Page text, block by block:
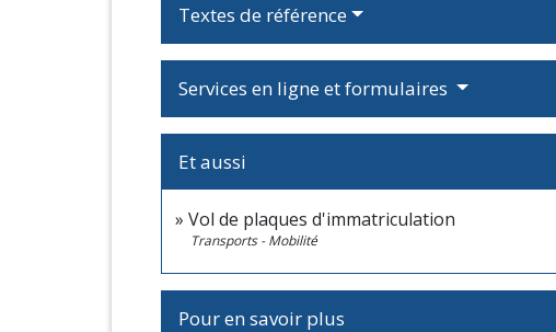
Textes de référence
Services en ligne et formulaires
Et aussi
Vol de plaques d'immatriculation
Transports - Mobilité
Pour en savoir plus